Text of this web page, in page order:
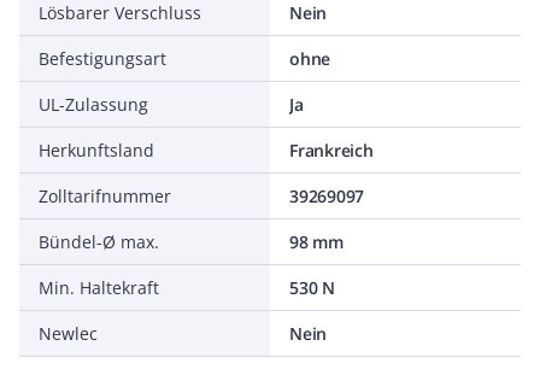
Lösbarer Verschluss
Nein
Befestigungsart
ohne
UL-Zulassung
Ja
Herkunftsland
Frankreich
Zolltarifnummer
39269097
Bündel-Ø max.
98 mm
Min. Haltekraft
530 N
Newlec
Nein